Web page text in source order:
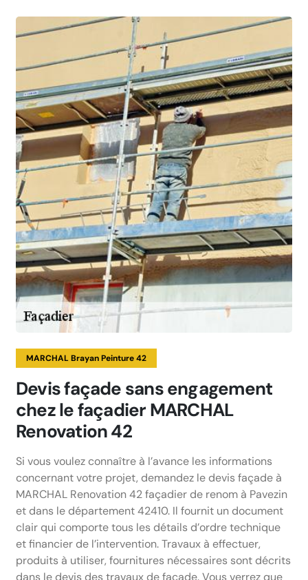
MARCHAL Brayan Peinture 42
Devis façade sans engagement
chez le façadier MARCHAL
Renovation 42
Si vous voulez connaître à l’avance les informations
concernant votre projet, demandez le devis façade à
MARCHAL Renovation 42 façadier de renom à Pavezin
et dans le département 42410. Il fournit un document
clair qui comporte tous les détails d’ordre technique
et financier de l’intervention. Travaux à effectuer,
produits à utiliser, fournitures nécessaires sont décrits
dans le devis des travaux de façade. Vous verrez que